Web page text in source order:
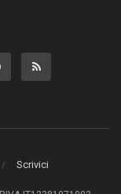
Scrivici